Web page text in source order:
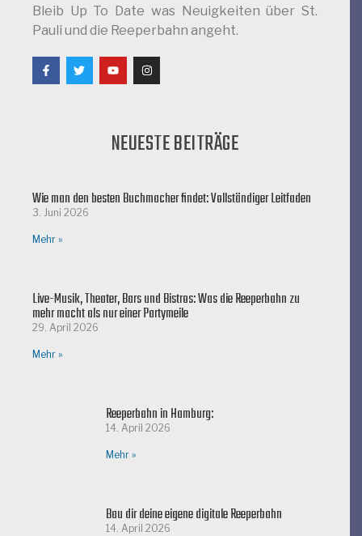
Bleib Up To Date was Neuigkeiten über St.
Pauli und die Reeperbahn angeht.
NEUESTE BEITRÄGE
Wie man den besten Buchmacher findet: Vollständiger Leitfaden
3. Juni 2026
Mehr »
Live-Musik, Theater, Bars und Bistros: Was die Reeperbahn zu
mehr macht als nur einer Partymeile
29. April 2026
Mehr »
Reeperbahn in Hamburg:
14. April 2026
Mehr »
Bau dir deine eigene digitale Reeperbahn
14. April 2026